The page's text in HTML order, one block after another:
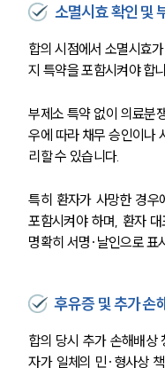
소멸시효 확인 및
합의 시점에서 소멸시효
지 특약을 포함시켜야 합
부제소 특약 없이 의료분
우에 따라 채무 승인이나
리할 수 있습니다.
특히 환자가 사망한 경우
포함시켜야 하며, 환자
명확히 서명·날인으로 표
후유증 및 추가 손
합의 당시 추가 손해배상
자가 일체의 민·형사상